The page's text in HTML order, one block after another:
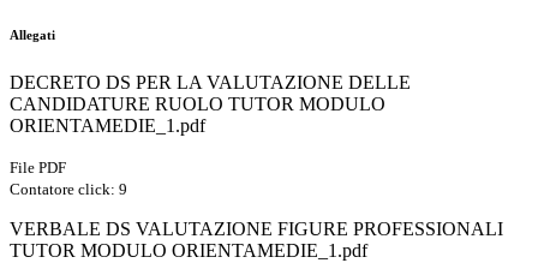
Allegati
DECRETO DS PER LA VALUTAZIONE DELLE
CANDIDATURE RUOLO TUTOR MODULO
ORIENTAMEDIE_1.pdf
File PDF
Contatore click: 9
VERBALE DS VALUTAZIONE FIGURE PROFESSIONALI
TUTOR MODULO ORIENTAMEDIE_1.pdf